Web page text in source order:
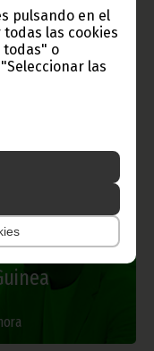
pulsando en el
las cookies
todas" o
las
Ecuatorial